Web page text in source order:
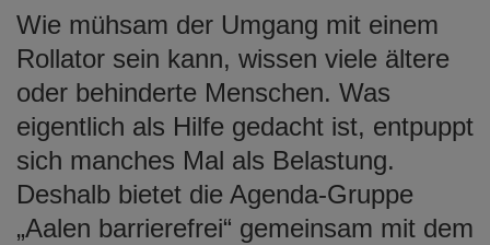
Wie mühsam der Umgang mit einem
Rollator sein kann, wissen viele ältere
oder behinderte Menschen. Was
eigentlich als Hilfe gedacht ist, entpuppt
sich manches Mal als Belastung.
Deshalb bietet die Agenda-Gruppe
„Aalen barrierefrei“ gemeinsam mit dem